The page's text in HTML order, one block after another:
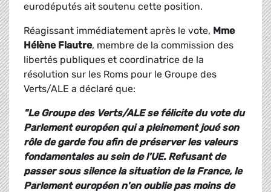
eurodéputés ait soutenu cette position.
Réagissant immédiatement après le vote, Mme
Hélène Flautre, membre de la commission des
libertés publiques et coordinatrice de la
résolution sur les Roms pour le Groupe des
Verts/ALE a déclaré que:
"Le Groupe des Verts/ALE se félicite du vote du
Parlement européen qui a pleinement joué son
rôle de garde fou afin de préserver les valeurs
fondamentales au sein de l'UE. Refusant de
passer sous silence la situation de la France, le
Parlement européen n'en oublie pas moins de